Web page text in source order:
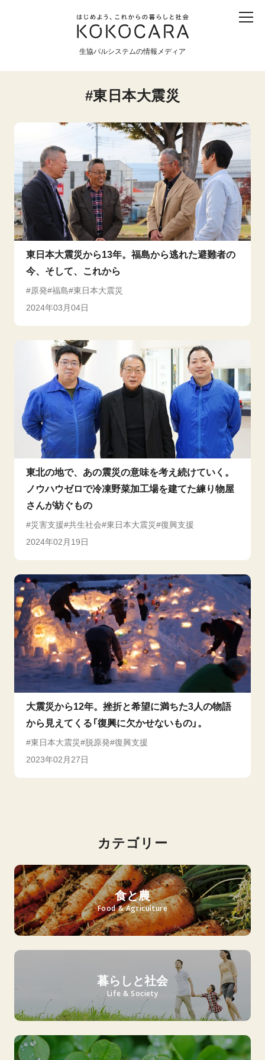
生協パルシステムの情報メディア
産直 食育 食べる 震災
環境と平和
生協の宅配パルシステム
東日本大震災
東日本大震災から13年。福島から逃れた避難者の
今、そして、これから
原発 福島 東日本大震災
2024年03月04日
東北の地で、あの震災の意味を考え続けていく。
ノウハウゼロで冷凍野菜加工場を建てた練り物屋
さんが紡ぐもの
災害支援 共生社会 東日本大震災
復興支援
2024年02月19日
大震災から12年。挫折と希望に満ちた3人の物語
から見えてくる「復興に欠かせないもの」。
東日本大震災 脱原発 復興支援
2023年02月27日
カテゴリー
食と農
Food & Agriculture
暮らしと社会
Life & Society